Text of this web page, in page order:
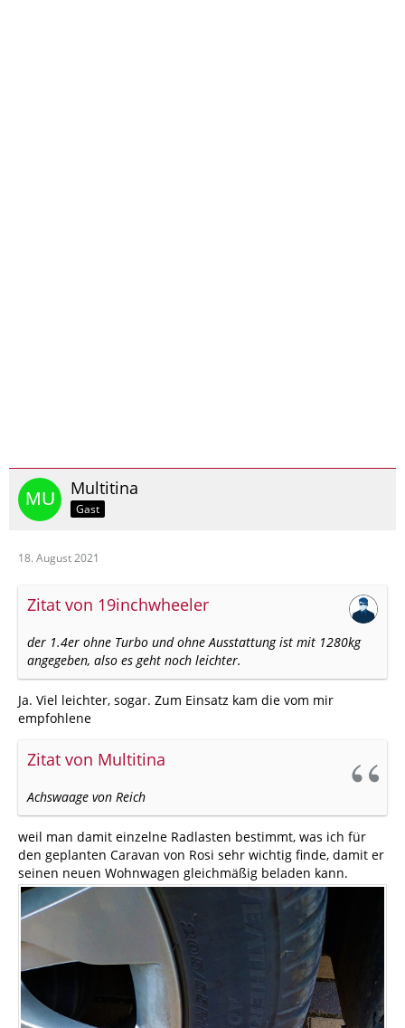
Multitina
Gast
18. August 2021
Zitat von 19inchwheeler
der 1.4er ohne Turbo und ohne Ausstattung ist mit 1280kg
angegeben, also es geht noch leichter.
Ja. Viel leichter, sogar. Zum Einsatz kam die vom mir
empfohlene
Zitat von Multitina
Achswaage von Reich
weil man damit einzelne Radlasten bestimmt, was ich für
den geplanten Caravan von Rosi sehr wichtig finde, damit er
seinen neuen Wohnwagen gleichmäßig beladen kann.